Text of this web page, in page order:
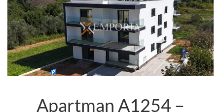
Apartman A1254 –